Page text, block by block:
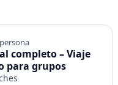
completo – Viaje
para grupos